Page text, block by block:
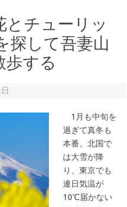
とチューリッ
探して吾妻山
歩する
1月も中旬を
過ぎて真冬も
本番。北国で
は大雪が降
り、東京でも
連日気温が
10℃届かない